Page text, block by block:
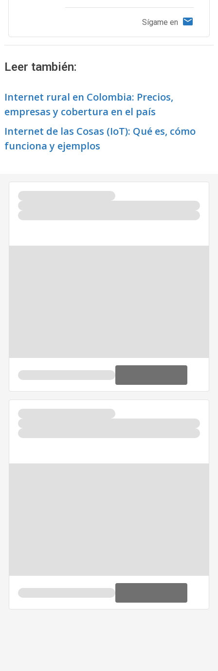
Sígame en
Leer también:
Internet rural en Colombia: Precios,
empresas y cobertura en el país
Internet de las Cosas (IoT): Qué es, cómo
funciona y ejemplos